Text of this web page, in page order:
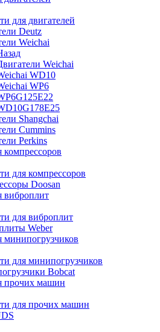
для двигателей
Deutz
Weichai
Weichai
WD10
WP6
Shangchai
Cummins
Perkins
компрессоров
для компрессоров
Doosan
виброплит
для виброплит
Weber
минипогрузчиков
для минипогрузчиков
Bobcat
прочих машин
для прочих машин